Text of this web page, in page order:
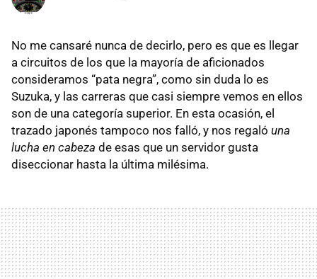
No me cansaré nunca de decirlo, pero es que es llegar
a circuitos de los que la mayoría de aficionados
consideramos “pata negra”, como sin duda lo es
Suzuka, y las carreras que casi siempre vemos en ellos
son de una categoría superior. En esta ocasión, el
trazado japonés tampoco nos falló, y nos regaló una
lucha en cabeza de esas que un servidor gusta
diseccionar hasta la última milésima.